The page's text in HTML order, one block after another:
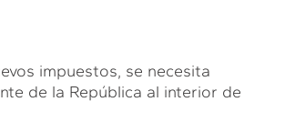
impuestos, se necesita
de la República al interior de